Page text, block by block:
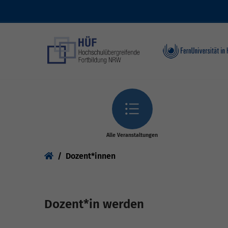
Alle Veranstaltungen
Dozent*innen
Dozent*in werden